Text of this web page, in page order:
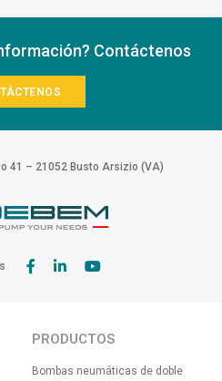
Contáctenos
41 – 21052 Busto Arsizio (VA)
PRODUCTOS
Bombas neumáticas de doble